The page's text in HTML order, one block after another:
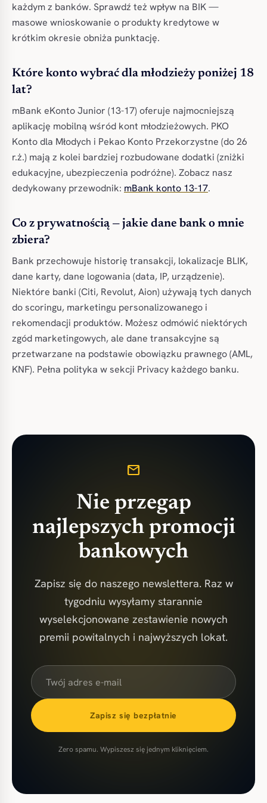
każdym z banków. Sprawdź też wpływ na BIK —
masowe wnioskowanie o produkty kredytowe w
krótkim okresie obniża punktację.
Które konto wybrać dla młodzieży poniżej 18
lat?
mBank eKonto Junior (13-17) oferuje najmocniejszą
aplikację mobilną wśród kont młodzieżowych. PKO
Konto dla Młodych i Pekao Konto Przekorzystne (do 26
r.ż.) mają z kolei bardziej rozbudowane dodatki (zniżki
edukacyjne, ubezpieczenia podróżne). Zobacz nasz
dedykowany przewodnik: mBank konto 13-17.
Co z prywatnością — jakie dane bank o mnie
zbiera?
Bank przechowuje historię transakcji, lokalizacje BLIK,
dane karty, dane logowania (data, IP, urządzenie).
Niektóre banki (Citi, Revolut, Aion) używają tych danych
do scoringu, marketingu personalizowanego i
rekomendacji produktów. Możesz odmówić niektórych
zgód marketingowych, ale dane transakcyjne są
przetwarzane na podstawie obowiązku prawnego (AML,
KNF). Pełna polityka w sekcji Privacy każdego banku.
mail
Nie przegap
najlepszych promocji
bankowych
Zapisz się do naszego newslettera. Raz w
tygodniu wysyłamy starannie
wyselekcjonowane zestawienie nowych
premii powitalnych i najwyższych lokat.
Zapisz się bezpłatnie
Zero spamu. Wypiszesz się jednym kliknięciem.